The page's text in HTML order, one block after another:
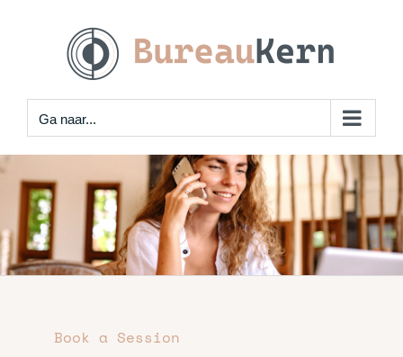
content
Ga naar...
Book a Session